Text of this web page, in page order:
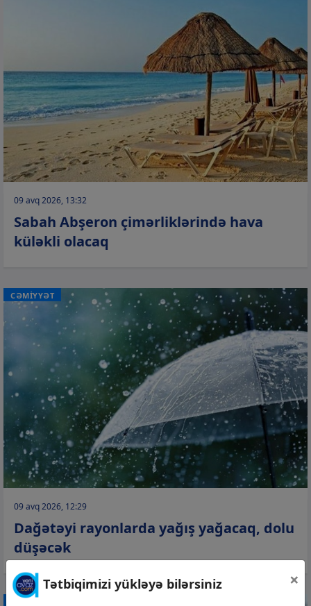
09 avq 2026, 13:32
Sabah Abşeron çimərliklərində hava
küləkli olacaq
CƏMİYYƏT
09 avq 2026, 12:29
Dağətəyi rayonlarda yağış yağacaq, dolu
düşəcək
CƏMİYYƏT
Tətbiqimizi yükləyə bilərsiniz ×